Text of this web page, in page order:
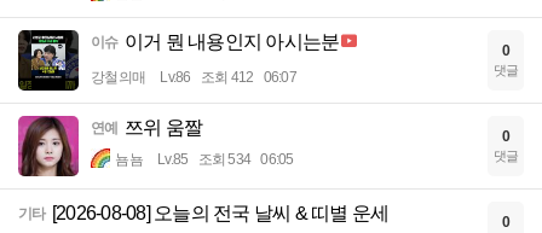
이슈 이거 뭔 내용인지 아시는분
강철의매 Lv.86 조회 412 06:07
0
댓글
연예 쯔위 움짤
뇸뇸 Lv.85 조회 534 06:05
0
댓글
기타 [2026-08-08] 오늘의 전국 날씨 & 띠별 운세 0